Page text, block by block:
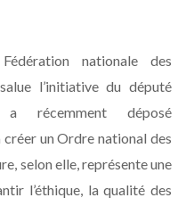
nationale des
l’initiative du député
récemment déposé
créer un Ordre national des
selon elle, représente une
l’éthique, la qualité des